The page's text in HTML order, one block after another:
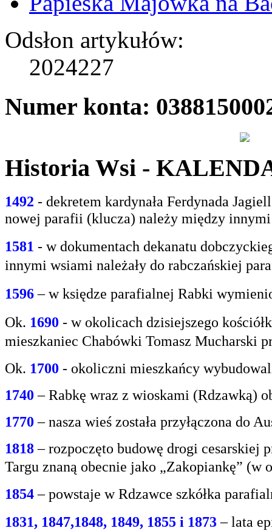
Odsłon artykułów:
2024227
Numer konta:
Historia Wsi -
1492 - dekretem kardynała Ferdynada
nowej parafii (klucza) należy między
1581 - wdokumentach dekanatu
innymi wsiami należały do rabczańskiej
1596– w księdze parafialnej Rabki
Ok. 1690 - w okolicach dzisiejszego
mieszkaniec Chabówki Tomasz Mucharski
Ok. 1700 - okoliczni mieszkańcy
1740 – Rabkę wraz z wioskami (Rdzawką)
1770 – nasza wieś została przyłączona do
1818– rozpoczęto budowę drogi cesarskiej
Targu znaną obecnie jako „Zakopiankę” (w
1854 – powstaje w Rdzawce szkółka
1831, 1847,1848, 1849, 1855 i 1873 – lata